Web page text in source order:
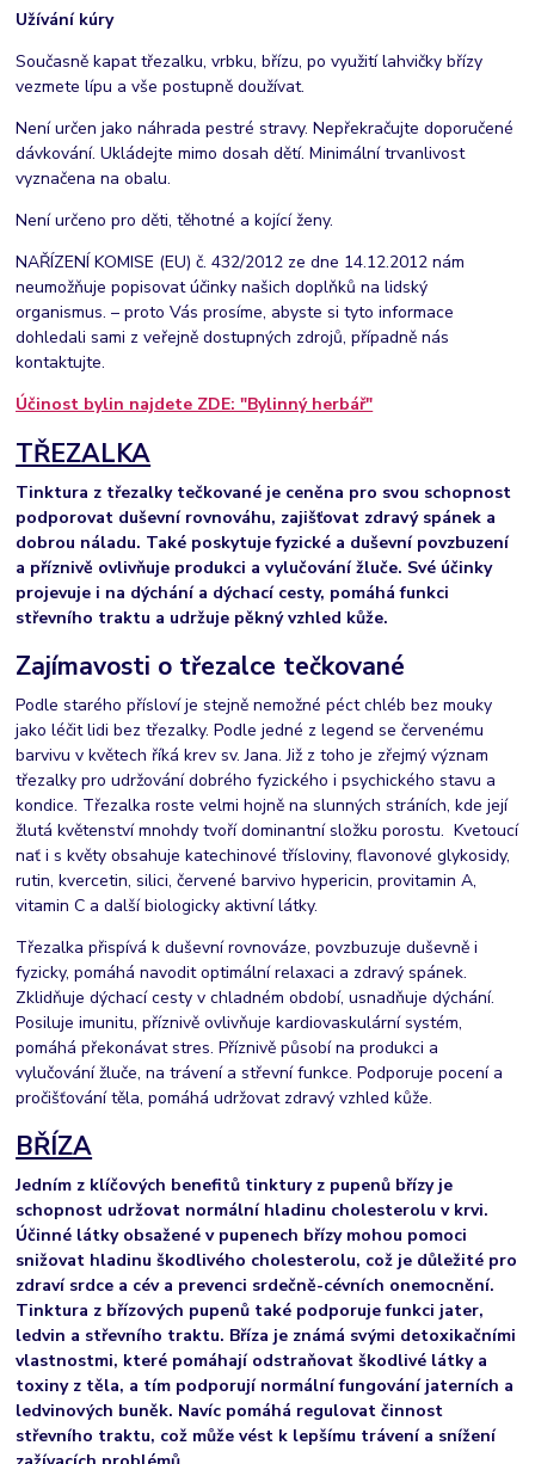
Užívání kúry
Současně kapat třezalku, vrbku, břízu, po využití lahvičky břízy
vezmete lípu a vše postupně doužívat.
Není určen jako náhrada pestré stravy. Nepřekračujte doporučené
dávkování. Ukládejte mimo dosah dětí. Minimální trvanlivost
vyznačena na obalu.
Není určeno pro děti, těhotné a kojící ženy.
NAŘÍZENÍ KOMISE (EU) č. 432/2012 ze dne 14.12.2012 nám
neumožňuje popisovat účinky našich doplňků na lidský
organismus. – proto Vás prosíme, abyste si tyto informace
dohledali sami z veřejně dostupných zdrojů, případně nás
kontaktujte.
Účinost bylin najdete ZDE: "Bylinný herbář"
TŘEZALKA
Tinktura z třezalky tečkované je ceněna pro svou schopnost
podporovat duševní rovnováhu, zajišťovat zdravý spánek a
dobrou náladu. Také poskytuje fyzické a duševní povzbuzení
a příznivě ovlivňuje produkci a vylučování žluče. Své účinky
projevuje i na dýchání a dýchací cesty, pomáhá funkci
střevního traktu a udržuje pěkný vzhled kůže.
Zajímavosti o třezalce tečkované
Podle starého přísloví je stejně nemožné péct chléb bez mouky
jako léčit lidi bez třezalky. Podle jedné z legend se červenému
barvivu v květech říká krev sv. Jana. Již z toho je zřejmý význam
třezalky pro udržování dobrého fyzického i psychického stavu a
kondice. Třezalka roste velmi hojně na slunných stráních, kde její
žlutá květenství mnohdy tvoří dominantní složku porostu. Kvetoucí
nať i s květy obsahuje katechinové třísloviny, flavonové glykosidy,
rutin, kvercetin, silici, červené barvivo hypericin, provitamin A,
vitamin C a další biologicky aktivní látky.
Třezalka přispívá k duševní rovnováze, povzbuzuje duševně i
fyzicky, pomáhá navodit optimální relaxaci a zdravý spánek.
Zklidňuje dýchací cesty v chladném období, usnadňuje dýchání.
Posiluje imunitu, příznivě ovlivňuje kardiovaskulární systém,
pomáhá překonávat stres. Příznivě působí na produkci a
vylučování žluče, na trávení a střevní funkce. Podporuje pocení a
pročišťování těla, pomáhá udržovat zdravý vzhled kůže.
BŘÍZA
Jedním z klíčových benefitů tinktury z pupenů břízy je
schopnost udržovat normální hladinu cholesterolu v krvi.
Účinné látky obsažené v pupenech břízy mohou pomoci
snižovat hladinu škodlivého cholesterolu, což je důležité pro
zdraví srdce a cév a prevenci srdečně-cévních onemocnění.
Tinktura z břízových pupenů také podporuje funkci jater,
ledvin a střevního traktu. Bříza je známá svými detoxikačními
vlastnostmi, které pomáhají odstraňovat škodlivé látky a
toxiny z těla, a tím podporují normální fungování jaterních a
ledvinových buněk. Navíc pomáhá regulovat činnost
střevního traktu, což může vést k lepšímu trávení a snížení